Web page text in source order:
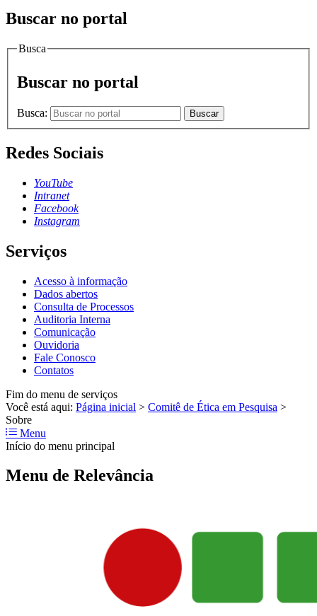
Buscar no portal
Busca
Buscar no portal
Busca: Buscar
Redes Sociais
YouTube
Intranet
Facebook
Instagram
Serviços
Acesso à informação
Dados abertos
Consulta de Processos
Auditoria Interna
Comunicação
Ouvidoria
Fale Conosco
Contatos
Fim do menu de serviços
Você está aqui: Página inicial > Comitê de Ética em Pesquisa >
Sobre
Menu
Início do menu principal
Menu de Relevância